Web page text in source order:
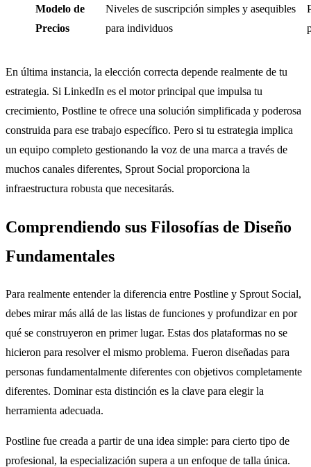
Modelo de
Precios
Niveles de suscripción simples y asequibles
para individuos
En última instancia, la elección correcta depende realmente de tu
estrategia. Si LinkedIn es el motor principal que impulsa tu
crecimiento, Postline te ofrece una solución simplificada y poderosa
construida para ese trabajo específico. Pero si tu estrategia implica
un equipo completo gestionando la voz de una marca a través de
muchos canales diferentes, Sprout Social proporciona la
infraestructura robusta que necesitarás.
Comprendiendo sus Filosofías de Diseño
Fundamentales
Para realmente entender la diferencia entre Postline y Sprout Social,
debes mirar más allá de las listas de funciones y profundizar en por
qué se construyeron en primer lugar. Estas dos plataformas no se
hicieron para resolver el mismo problema. Fueron diseñadas para
personas fundamentalmente diferentes con objetivos completamente
diferentes. Dominar esta distinción es la clave para elegir la
herramienta adecuada.
Postline fue creada a partir de una idea simple: para cierto tipo de
profesional, la especialización supera a un enfoque de talla única.